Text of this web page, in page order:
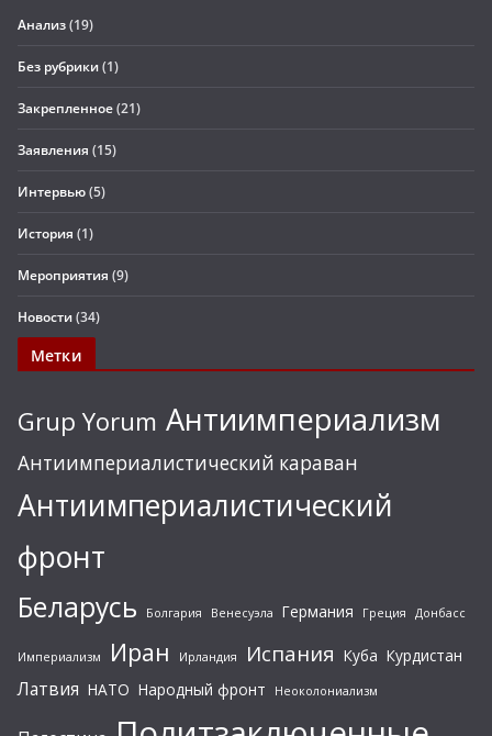
Анализ(19)
Без рубрики(1)
Закрепленное(21)
Заявления (15)
Интервью(5)
История (1)
Мероприятия (9)
Новости(34)
Метки
Grup Yorum Антиимпериализм
Антиимпериалистический караван
Антиимпериалистический
фронт
Беларусь Болгария Венесуэла Германия Греция Донбасс
Империализм Иран Ирландия Испания Куба Курдистан
Латвия НАТО Народный фронт Неоколониализм